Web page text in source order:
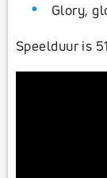
Glory,
Speelduur is